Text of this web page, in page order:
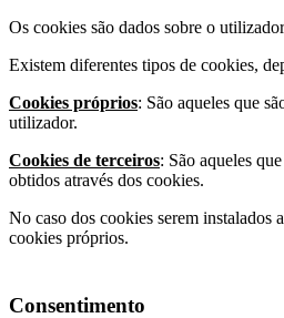
Os cookies são dados sobre o
Existem diferentes tipos de cookies,
Cookies próprios: São aqueles que
utilizador.
Cookies de terceiros: São aqueles
obtidos através dos cookies.
No caso dos cookies serem instalados
cookies próprios.
Consentimento